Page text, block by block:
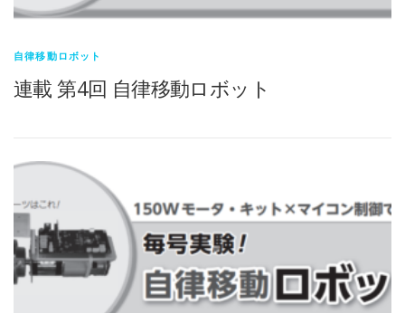
自律移動ロボット
連載 第4回 自律移動ロボット